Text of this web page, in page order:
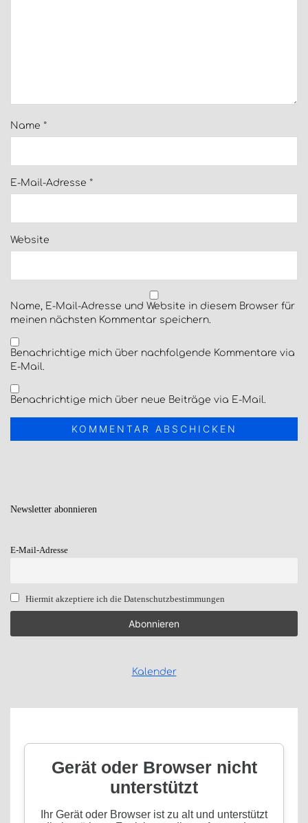
Name *
E-Mail-Adresse *
Website
Name, E-Mail-Adresse und Website in diesem Browser für
meinen nächsten Kommentar speichern.
Benachrichtige mich über nachfolgende Kommentare via
E-Mail.
Benachrichtige mich über neue Beiträge via E-Mail.
Newsletter abonnieren
E-Mail-Adresse
Hiermit akzeptiere ich die Datenschutzbestimmungen
Kalender